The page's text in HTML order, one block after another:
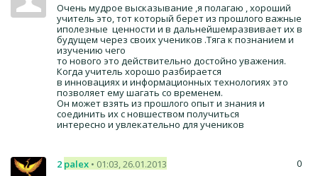
Очень мудрое высказывание ,я полагаю , хороший
учитель это, тот который берет из прошлого важные
иполезные ценности и в дальнейшемразвивает их в
будущем через своих учеников .Тяга к познанием и
изучению чего
то нового это действительно достойно уважения.
Когда учитель хорошо разбирается
в инновациях и информационных технологиях это
позволяет ему шагать со временем.
Он может взять из прошлого опыт и знания и
соединить их с новшеством получиться
интересно и увлекательно для учеников
0
2 palex • 01:03, 26.01.2013